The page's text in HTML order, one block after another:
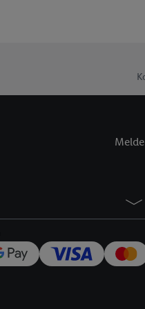
Sicherung und
Sofern Sie hier Ihre
Verantwortlichkeit mit
zu erstellen (die
können, um Sie in
Adresse in
Zudem erlauben Sie
den Lidl-Diensten
Wenn das der Fall ist,
verwenden, um Sie
Insbesondere können
Nutzung der Utiq-
widerrufen - jederzeit
Telekommunikations-